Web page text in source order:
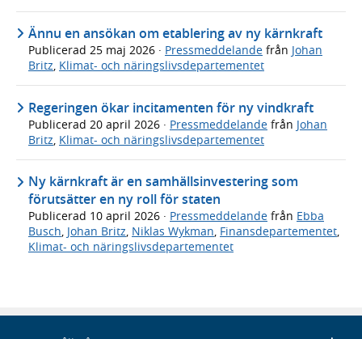
Ännu en ansökan om etablering av ny kärnkraft
Publicerad 25 maj 2026 · Pressmeddelande från Johan
Britz, Klimat- och näringslivsdepartementet
Regeringen ökar incitamenten för ny vindkraft
Publicerad 20 april 2026 · Pressmeddelande från Johan
Britz Klimat- och näringslivsdepartementet
Ny kärnkraft är en samhällsinvestering som
förutsätter en ny roll för staten
Publicerad 10 april 2026 · Pressmeddelande från Ebba
Busch, Johan Britz, Niklas Wykman, Finansdepartementet,
Klimat- och näringslivsdepartementet